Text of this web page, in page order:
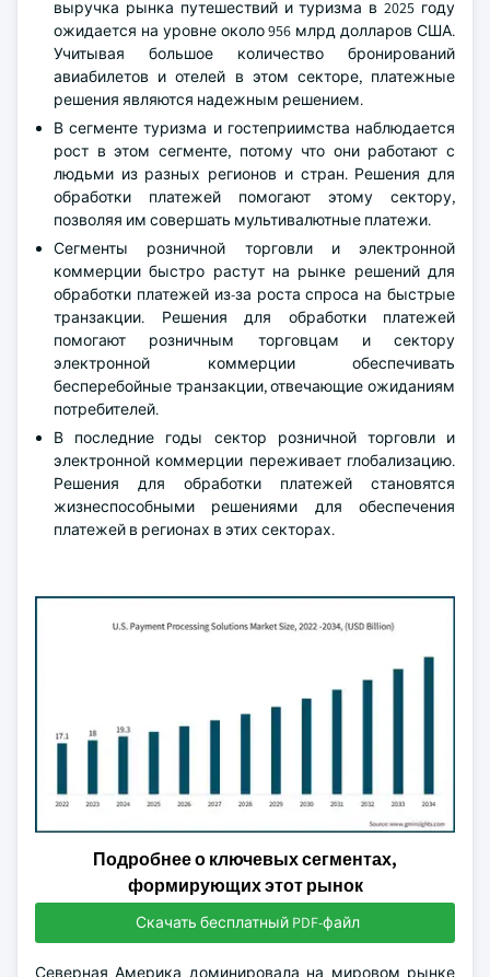
выручка рынка путешествий и туризма в 2025 году
ожидается на уровне около 956 млрд долларов США.
Учитывая большое количество бронирований
авиабилетов и отелей в этом секторе, платежные
решения являются надежным решением.
В сегменте туризма и гостеприимства наблюдается
рост в этом сегменте, потому что они работают с
людьми из разных регионов и стран. Решения для
обработки платежей помогают этому сектору,
позволяя им совершать мультивалютные платежи.
Сегменты розничной торговли и электронной
коммерции быстро растут на рынке решений для
обработки платежей из-за роста спроса на быстрые
транзакции. Решения для обработки платежей
помогают розничным торговцам и сектору
электронной коммерции обеспечивать
бесперебойные транзакции, отвечающие ожиданиям
потребителей.
В последние годы сектор розничной торговли и
электронной коммерции переживает глобализацию.
Решения для обработки платежей становятся
жизнеспособными решениями для обеспечения
платежей в регионах в этих секторах.
Подробнее о ключевых сегментах,
формирующих этот рынок
Скачать бесплатный PDF-файл
Северная Америка доминировала на мировом рынке